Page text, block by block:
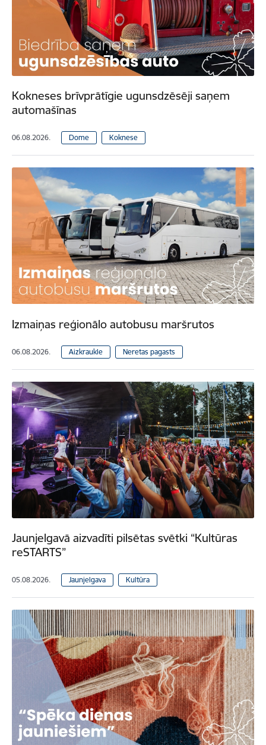
Kokneses brīvprātīgie ugunsdzēsēji saņem
automašīnas
06.08.2026. Dome Koknese
Izmaiņas reģionālo autobusu maršrutos
06.08.2026. Aizkraukle Neretas pagasts
Jaunjelgavā aizvadīti pilsētas svētki “Kultūras
reSTARTS”
05.08.2026. Jaunjelgava Kultūra